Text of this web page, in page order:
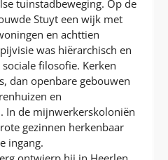
tuinstadbeweging. Op de
Stuyt een wijk met
en achttien
was hiërarchisch en
filosofie. Kerken
dan openbare gebouwen
en
In de mijnwerkerskoloniën
gezinnen herkenbaar
ingang.